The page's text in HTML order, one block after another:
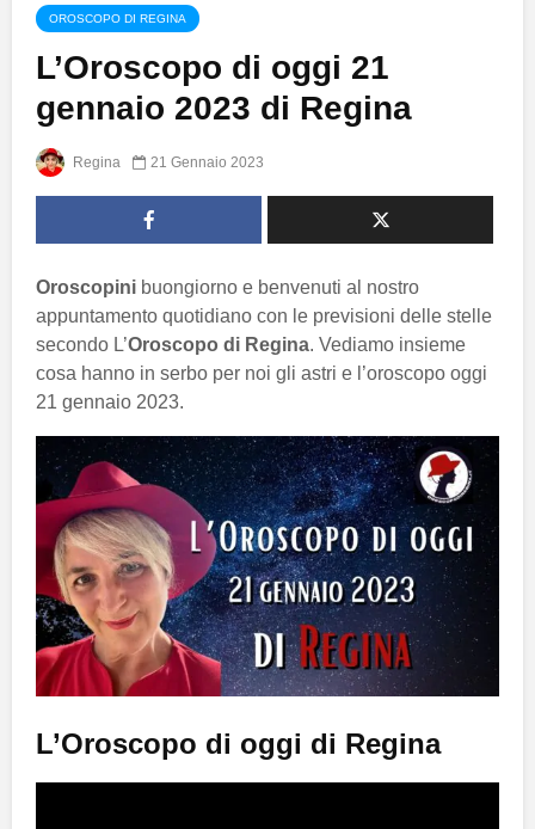
OROSCOPO DI REGINA
L’Oroscopo di oggi 21
gennaio 2023 di Regina
Regina 21 Gennaio 2023
Oroscopini buongiorno e benvenuti al nostro
appuntamento quotidiano con le previsioni delle stelle
secondo L’Oroscopo di Regina. Vediamo insieme
cosa hanno in serbo per noi gli astri e l’oroscopo oggi
21 gennaio 2023.
L’Oroscopo di oggi di Regina